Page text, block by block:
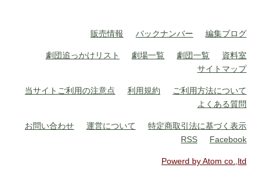
販売情報 バックナンバー 編集ブログ
劇団追っかけリスト 劇場一覧 劇団一覧
資料室
サイトマップ
当サイトご利用の注意点 利用規約
ご利用方法について
よくある質問
お問い合わせ 運営について
特定商取引法に基づく表示
RSS
Facebook
Powerd by Atom co.,ltd